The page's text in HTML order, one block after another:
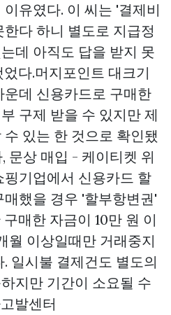
유였다. 이 씨는 '결제비
다 하니 별도로 지급정
데 아직도 답을 받지 못
다.머지포인트 대크기
데 신용카드로 구매한
구제 받을 수 있지만 제
있는 한 것으로 확인됐
문상 매입 - 케이티켓 위
기업에서 신용카드 할
했을 경우 '할부항변권'
매한 자금이 10만 원 이
월 이상일때만 거래중지
일시불 결제건도 별도의
지만 기간이 소요될 수
발센터